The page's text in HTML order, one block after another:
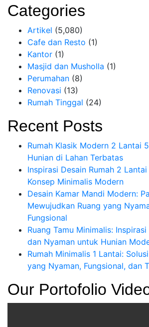
Categories
Artikel (5,080)
Cafe dan Resto (1)
Kantor (1)
Masjid dan Musholla (1)
Perumahan (8)
Renovasi (13)
Rumah Tinggal (24)
Recent Posts
Rumah Klasik Modern 2 Lantai
Hunian di Lahan Terbatas
Inspirasi Desain Rumah 2
Konsep Minimalis Modern
Desain Kamar Mandi Modern:
Mewujudkan Ruang yang
Fungsional
Ruang Tamu Minimalis:
dan Nyaman untuk Hunian
Rumah Minimalis 1 Lantai:
yang Nyaman, Fungsional, dan
Our Portofolio